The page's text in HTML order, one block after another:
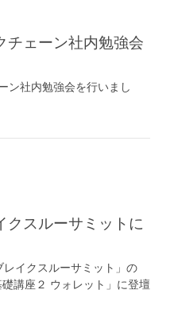
チェーン社内勉強会
ン社内勉強会を行いまし
クスルーサミットに
イクスルーサミット」の
講座２ ウォレット」に登壇